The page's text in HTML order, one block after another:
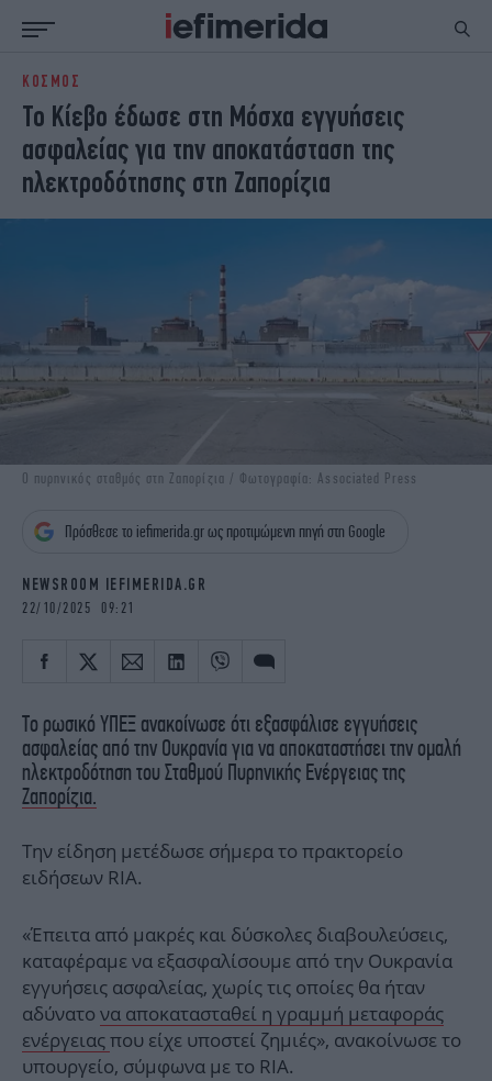
ΕΙΔΗΣΕΙΣ
NON PAPER
ΕΛΛΑΔΑ
ΟΙΚΟΝΟΜΙΑ
ΚΟΣΜΟΣ
ΠΟΛΙΤΙΣΜΟΣ
ΠΑΝΕΛΛΗΝΙΕΣ
ΖΩΗ
ΣΠΟΡ
STORIES
TRAVEL
ΤΕΧΝΟΛΟΓΙΑ
ΥΓΕΙΑ
DESIGN
ΟΛΥΜΠΙΑΚΟΙ ΑΓΩΝΕΣ
EURO
iOPINIONS
iGASTRONOMIE
OSCARS
THE OCEAN
ΚΟΣΜΟΣ
Το Κίεβο έδωσε στη Μόσχα εγγυήσεις
ασφαλείας για την αποκατάσταση της
ηλεκτροδότησης στη Ζαπορίζια
Ο πυρηνικός σταθμός στη Ζαπορίζια / Φωτογραφία: Associated Press
Πρόσθεσε το iefimerida.gr ως προτιμώμενη πηγή στη Google
NEWSROOM IEFIMERIDA.GR
22/10/2025 09:21
Το ρωσικό ΥΠΕΞ ανακοίνωσε ότι εξασφάλισε εγγυήσεις
ασφαλείας από την Ουκρανία για να αποκαταστήσει την ομαλή
ηλεκτροδότηση του Σταθμού Πυρηνικής Ενέργειας της
Ζαπορίζια.
Την είδηση μετέδωσε σήμερα το πρακτορείο
ειδήσεων RIA.
«Έπειτα από μακρές και δύσκολες διαβουλεύσεις,
καταφέραμε να εξασφαλίσουμε από την Ουκρανία
εγγυήσεις ασφαλείας, χωρίς τις οποίες θα ήταν
αδύνατο να αποκατασταθεί η γραμμή μεταφοράς
ενέργειαςπου είχε υποστεί ζημιές», ανακοίνωσε το
υπουργείο, σύμφωνα με το RIA.